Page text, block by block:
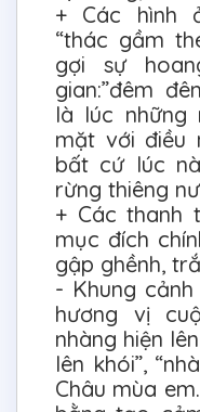
+ Các hình
“thác gầm
gợi sự
gian:”đêm
là lúc những
mặt với điều
bất cứ lúc
rừng thiêng
+ Các thanh
mục đích
gập ghềnh,
- Khung
hương vị
nhàng hiện
lên khói”,
Châu mùa